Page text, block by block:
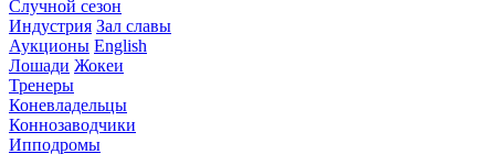
Случной сезон
Индустрия Зал славы
Аукционы English
Лошади Жокеи
Тренеры
Коневладельцы
Коннозаводчики
Ипподромы